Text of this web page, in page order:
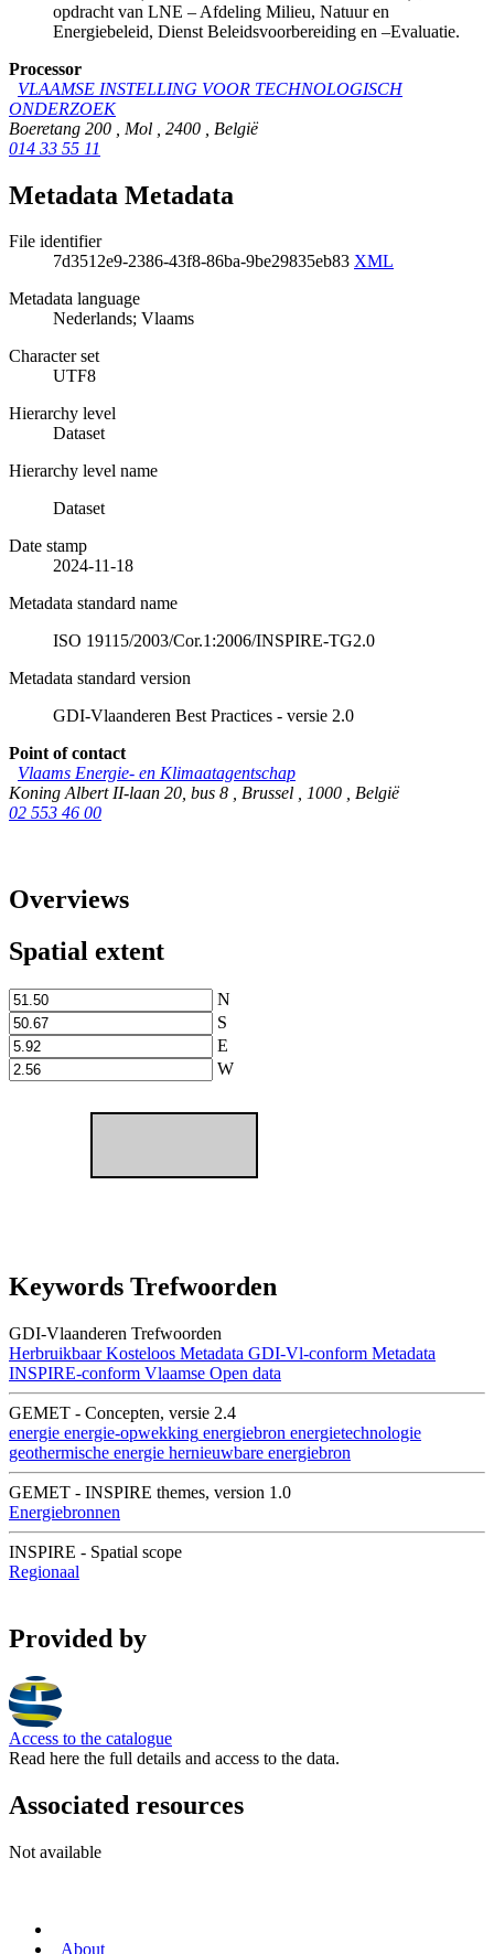
opdracht van LNE – Afdeling Milieu, Natuur en
Energiebeleid, Dienst Beleidsvoorbereiding en –Evaluatie.
Processor
VLAAMSE INSTELLING VOOR TECHNOLOGISCH
ONDERZOEK
Boeretang 200
Mol 2400
België
014 33 55 11
Metadata Metadata
File identifier
7d3512e9-2386-43f8-86ba-9be29835eb83 XML
Metadata language
Nederlands; Vlaams
Character set
UTF8
Hierarchy level
Dataset
Hierarchy level name
Dataset
Date stamp
2024-11-18
Metadata standard name
ISO 19115/2003/Cor.1:2006/INSPIRE-TG2.0
Metadata standard version
GDI-Vlaanderen Best Practices - versie 2.0
Point of contact
Vlaams Energie- en Klimaatagentschap
Koning Albert II-laan 20, bus 8 , Brussel , 1000 , België
02 553 46 00
Overviews
Spatial extent
N
S
E
W
Keywords Trefwoorden
GDI-Vlaanderen Trefwoorden
Herbruikbaar Kosteloos Metadata GDI-Vl-conform Metadata
INSPIRE-conform Vlaamse Open data
GEMET - Concepten, versie 2.4
energie energie-opwekking energiebron energietechnologie
geothermische energie hernieuwbare energiebron
GEMET - INSPIRE themes, version 1.0
Energiebronnen
INSPIRE - Spatial scope
Regionaal
Provided by
Access to the catalogue
Read here the full details and access to the data.
Associated resources
Not available
About